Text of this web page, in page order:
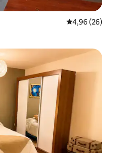
4,96 av 5 i
4,96 (26)